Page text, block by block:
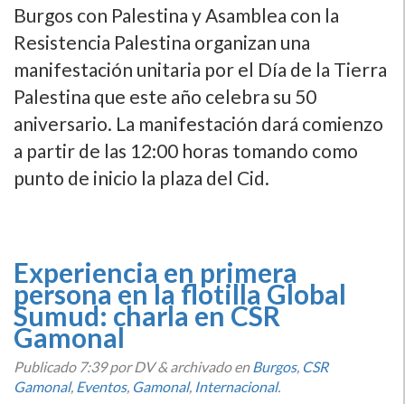
Burgos con Palestina y Asamblea con la
Resistencia Palestina organizan una
manifestación unitaria por el Día de la Tierra
Palestina que este año celebra su 50
aniversario. La manifestación dará comienzo
a partir de las 12:00 horas tomando como
punto de inicio la plaza del Cid.
Experiencia en primera
persona en la flotilla Global
Sumud: charla en CSR
Gamonal
Publicado 7:39por DV&archivado enBurgos, CSR
Gamonal, Eventos, Gamonal, Internacional.